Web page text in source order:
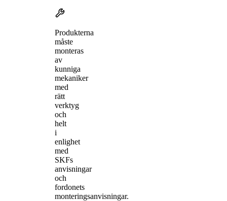
Produkterna
måste
monteras
av
kunniga
mekaniker
med
rätt
verktyg
och
helt
i
enlighet
med
SKFs
anvisningar
och
fordonets
monteringsanvisningar.